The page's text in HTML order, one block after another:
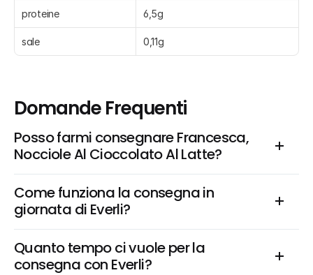
proteine 6,5g
sale 0,11g
Domande Frequenti
Posso farmi consegnare Francesca,
Nocciole Al Cioccolato Al Latte?
Come funziona la consegna in
giornata di Everli?
Quanto tempo ci vuole per la
consegna con Everli?